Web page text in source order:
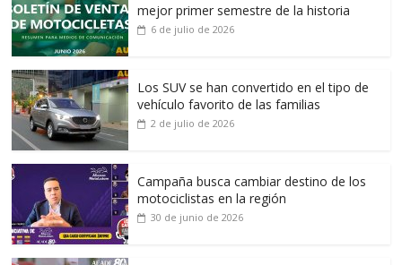
mejor primer semestre de la historia
6 de julio de 2026
Los SUV se han convertido en el tipo de
vehículo favorito de las familias
2 de julio de 2026
Campaña busca cambiar destino de los
motociclistas en la región
30 de junio de 2026